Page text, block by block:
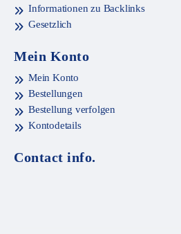
Informationen zu Backlinks
Gesetzlich
Mein Konto
Mein Konto
Bestellungen
Bestellung verfolgen
Kontodetails
Contact info.